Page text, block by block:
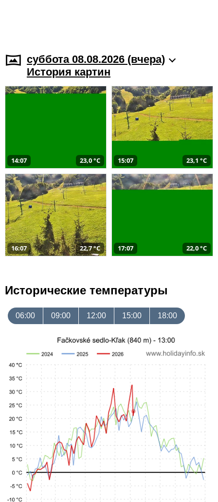
суббота 08.08.2026 (вчера)
История картин
14:07 23,0 °C 15:07 23,1 °C
16:07 22,7 °C 17:07 22,0 °C
Исторические температуры
06:00 09:00 12:00 15:00 18:00